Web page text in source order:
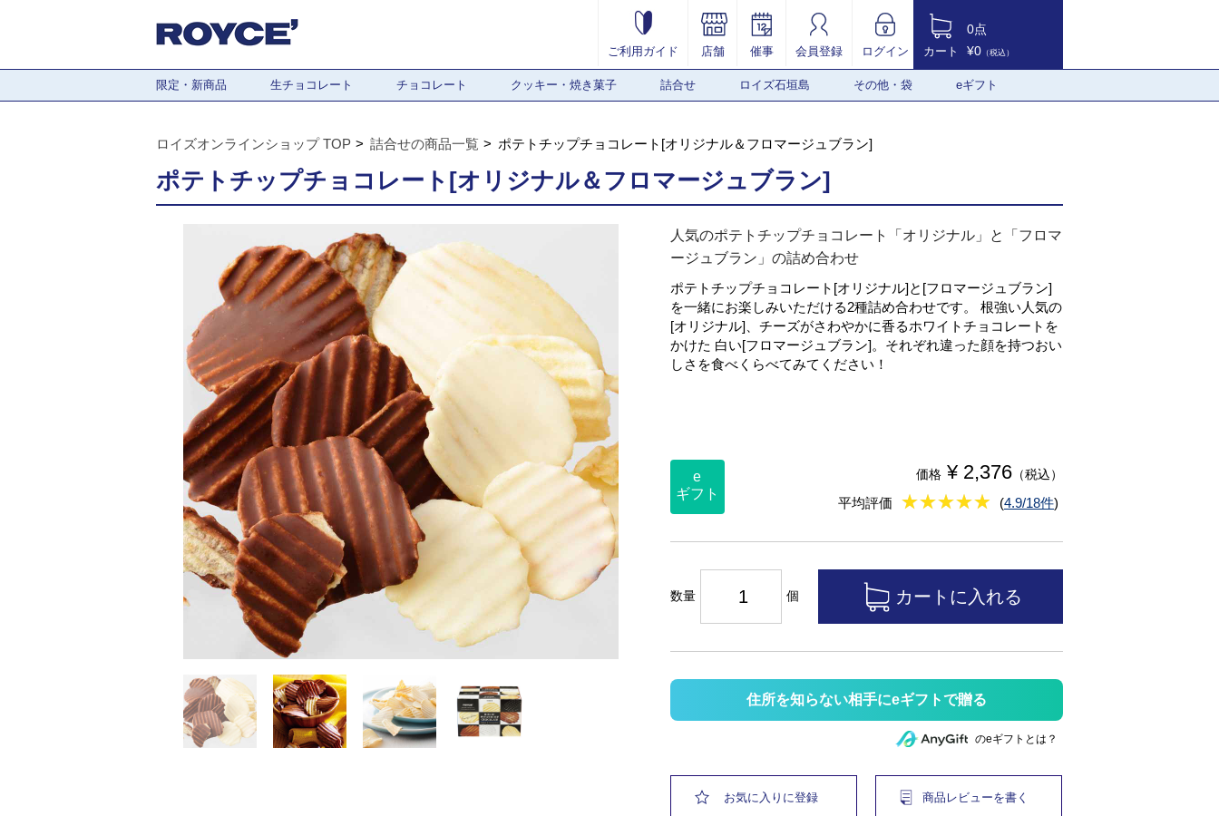
ご利用ガイド 店舗 催事 会員登録 ログイン カート
0点
¥0 （税込）
限定・新商品 生チョコレート チョコレート クッキー・焼き菓子 詰合せ ロイズ石垣島 その他・袋 eギフト
ロイズオンラインショップ TOP 詰合せの商品一覧 ポテトチップチョコレート[オリジナル＆フロマージュブラン]
ポテトチップチョコレート[オリジナル＆フロマージュブラン]
人気のポテトチップチョコレート「オリジナル」と「フロマ
ージュブラン」の詰め合わせ
ポテトチップチョコレート[オリジナル]と[フロマージュブラン]
を一緒にお楽しみいただける2種詰め合わせです。 根強い人気の
[オリジナル]、チーズがさわやかに香るホワイトチョコレートを
かけた 白い[フロマージュブラン]。それぞれ違った顔を持つおい
しさを食べくらべてみてください！
e
ギフト
価格 ¥ 2,376 （税込）
平均評価 ★★★★★
★★★★★ (4.9/18件)
数量 個
住所を知らない相手にeギフトで贈る
のeギフトとは？
お気に入りに登録 商品レビューを書く